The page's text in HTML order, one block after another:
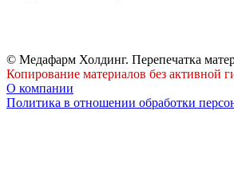
© Медафарм Холдинг. Перепечатка
Копирование материалов без активной
О компании
Политика в отношении обработки